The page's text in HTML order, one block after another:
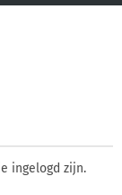
ingelogd zijn.